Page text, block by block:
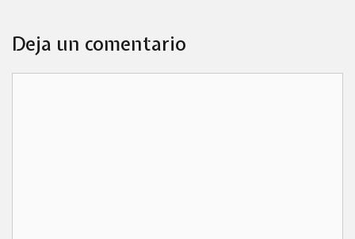
Deja un comentario